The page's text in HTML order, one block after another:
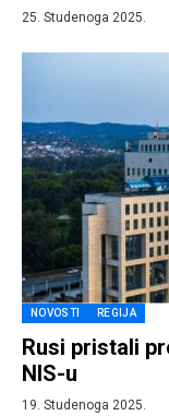
25. Studenoga 2025.
NOVOSTI REGIJA
Rusi pristali
NIS-u
19. Studenoga 2025.